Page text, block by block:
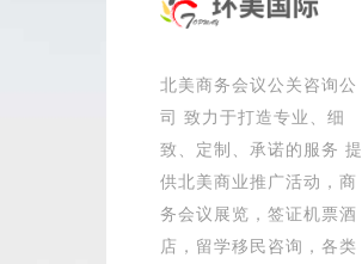
北美商务会议公关咨询公
司 致力于打造专业、细
致、定制、承诺的服务 提
供北美商业推广活动，商
务会议展览，签证机票酒
店，留学移民咨询，各类